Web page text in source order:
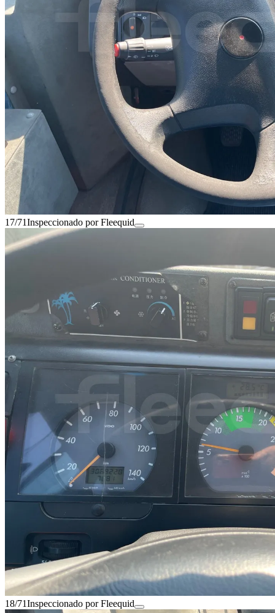
17/71Inspeccionado por Fleequid
18/71Inspeccionado por Fleequid